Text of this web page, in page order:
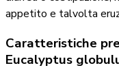
appetito e talvolta
Caratteristiche
Eucalyptus